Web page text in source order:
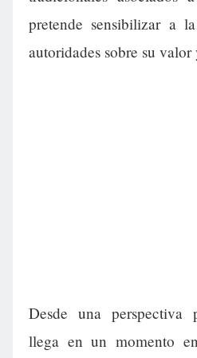
pretende sensibilizar a
autoridades sobre su
Desde una perspectiva
llega en un momento